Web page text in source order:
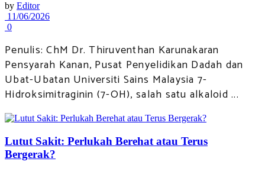
by Editor
11/06/2026
0
Penulis: ChM Dr. Thiruventhan Karunakaran
Pensyarah Kanan, Pusat Penyelidikan Dadah dan
Ubat-Ubatan Universiti Sains Malaysia 7-
Hidroksimitraginin (7-OH), salah satu alkaloid ...
Lutut Sakit: Perlukah Berehat atau Terus
Bergerak?